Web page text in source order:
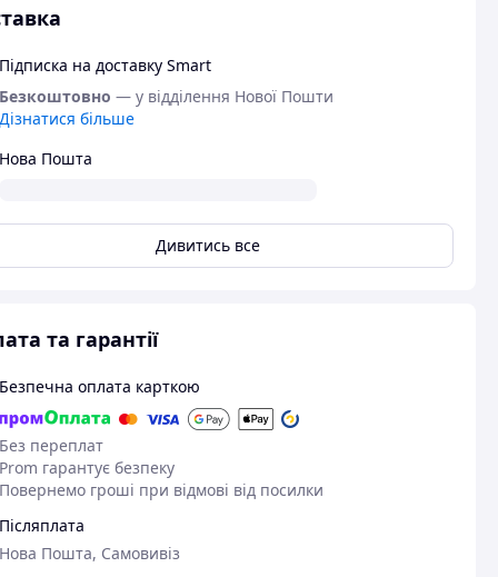
Підписка на доставку Smart
Безкоштовно — у відділення Нової Пошти
Дізнатися більше
Нова Пошта
Дивитись все
та гарантії
Безпечна оплата карткою
Без переплат
Prom гарантує безпеку
Повернемо гроші при відмові від посилки
Післяплата
Нова Пошта, Самовивіз